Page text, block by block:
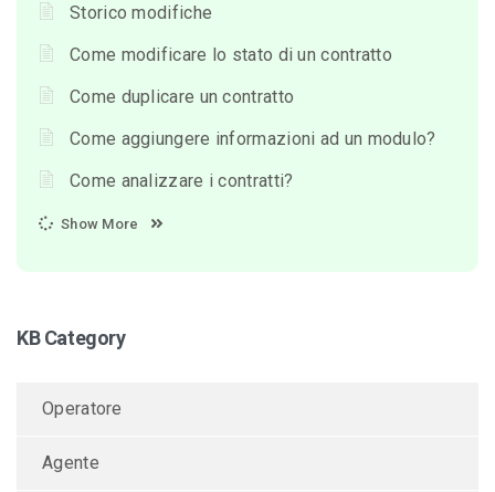
Storico modifiche
Come modificare lo stato di un contratto
Come duplicare un contratto
Come aggiungere informazioni ad un modulo?
Come analizzare i contratti?
Show More
KB Category
Operatore
Agente